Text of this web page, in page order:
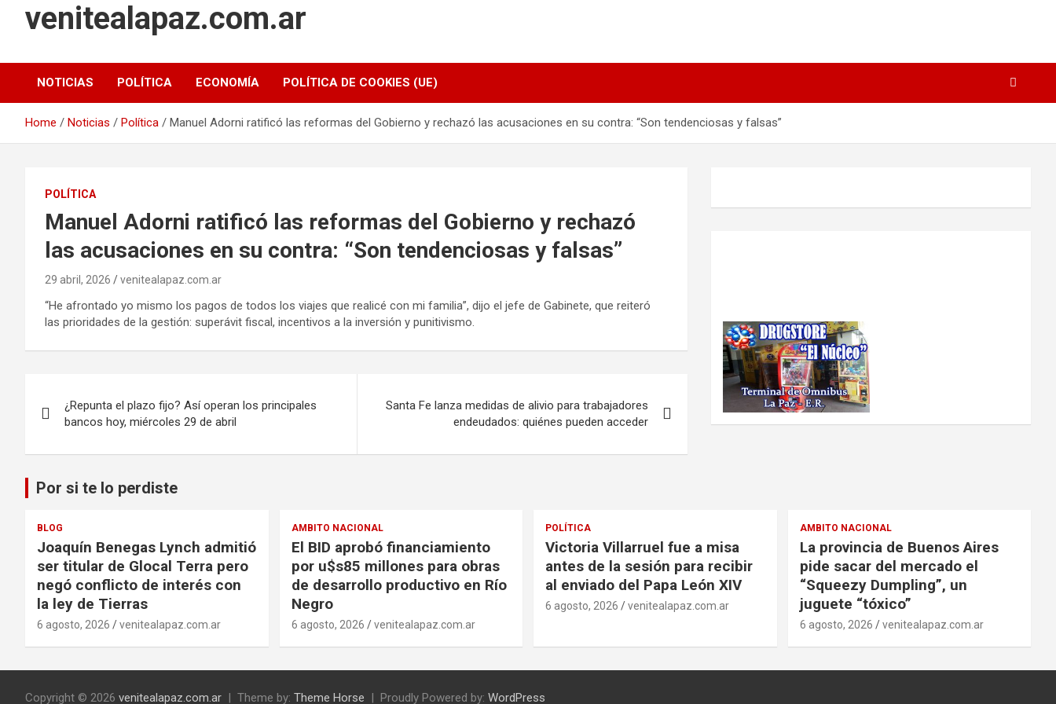
venitealapaz.com.ar
NOTICIAS POLÍTICA ECONOMÍA POLÍTICA DE COOKIES (UE)
Home Noticias Política Manuel Adorni ratificó las reformas del Gobierno y rechazó las acusaciones en su contra: “Son tendenciosas y falsas”
POLÍTICA
Manuel Adorni ratificó las reformas del Gobierno y rechazó
las acusaciones en su contra: “Son tendenciosas y falsas”
29 abril, 2026 venitealapaz.com.ar
“He afrontado yo mismo los pagos de todos los viajes que realicé con mi familia”, dijo el jefe de Gabinete, que reiteró
las prioridades de la gestión: superávit fiscal, incentivos a la inversión y punitivismo.
de
entradas
¿Repunta el plazo fijo? Así operan los principales
bancos hoy, miércoles 29 de abril
Santa Fe lanza medidas de alivio para trabajadores
endeudados: quiénes pueden acceder
Por si te lo perdiste
BLOG
Joaquín Benegas Lynch admitió
ser titular de Glocal Terra pero
negó conflicto de interés con
la ley de Tierras
6 agosto, 2026 venitealapaz.com.ar
AMBITO NACIONAL
El BID aprobó financiamiento
por u$s85 millones para obras
de desarrollo productivo en Río
Negro
6 agosto, 2026 venitealapaz.com.ar
POLÍTICA
Victoria Villarruel fue a misa
antes de la sesión para recibir
al enviado del Papa León XIV
6 agosto, 2026 venitealapaz.com.ar
AMBITO NACIONAL
La provincia de Buenos Aires
pide sacar del mercado el
“Squeezy Dumpling”, un
juguete “tóxico”
6 agosto, 2026 venitealapaz.com.ar
Copyright © 2026 venitealapaz.com.ar Theme by: Theme Horse Proudly Powered by: WordPress